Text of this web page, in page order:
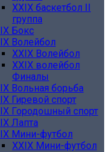
XXIX баскетбол II
группа
Бокс
Волейбол
XXIX Волейбол
XXIX волейбол
Финалы
Вольная борьба
Гиревой спорт
Городошный спорт
Лапта
Мини-футбол
XXIX Мини-футбол